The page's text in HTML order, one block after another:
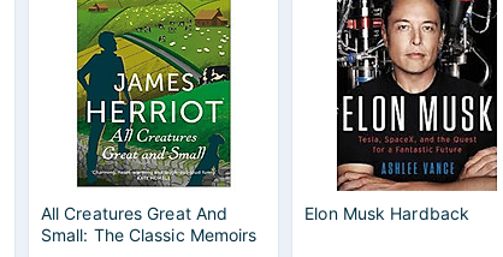
All Creatures Great And
Small: The Classic Memoirs
Elon Musk Hardback